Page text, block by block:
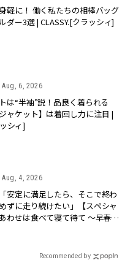
軽に！ 働く私たちの相棒バッグ
ダー3選 | CLASSY.[クラッシィ]
Aug, 6, 2026
は“半袖”説！品良く着られる
ャケット】は着回し力に注目 |
シィ]
Aug, 4, 2026
安定に満足したら、そこで終わ
ずに走り続けたい」【スペシャ
わせは食べて寝て待て ～早春の
Recommended by